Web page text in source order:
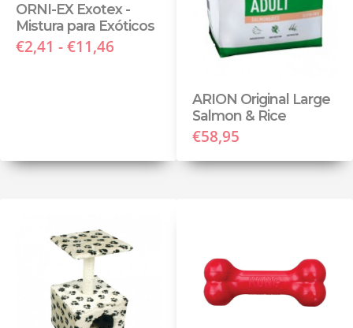
ORNI-EX Exotex -
Mistura para Exóticos
€2,41 - €11,46
ARION Original Large
Salmon & Rice
€58,95